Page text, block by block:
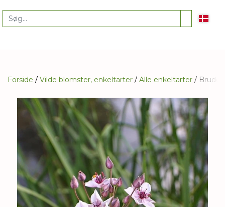
Forside Vilde blomster, enkeltarter Alle enkeltarter